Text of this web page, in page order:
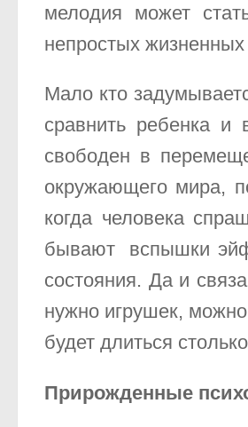
мелодия может
непростых
Мало кто
сравнить ребенка и
свободен в
окружающего мира,
когда человека
бывают вспышки
состояния. Да и
нужно игрушек, можно
будет длиться
Прирожденные